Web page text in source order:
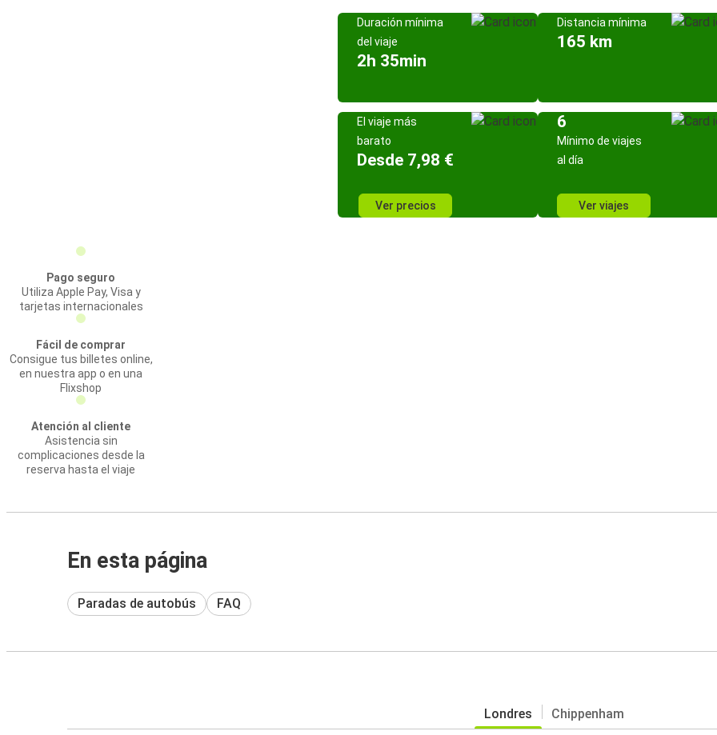
Duración mínima
del viaje
2h 35min
Distancia mínima
165 km
El viaje más
barato
Desde 7,98 €
Ver precios
6
Mínimo de viajes
al día
Ver viajes
Pago seguro
Utiliza Apple Pay, Visa y
tarjetas internacionales
Fácil de comprar
Consigue tus billetes online,
en nuestra app o en una
Flixshop
Atención al cliente
Asistencia sin
complicaciones desde la
reserva hasta el viaje
En esta página
Paradas de autobús FAQ
Londres Chippenham